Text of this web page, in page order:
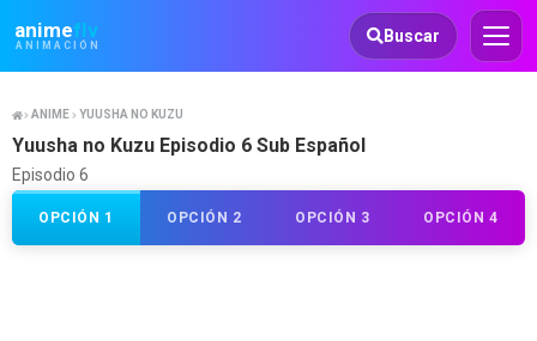
animeflv
ANIMACIÓN
Animeflv Buscar
ANIME YUUSHA NO KUZU
Yuusha no Kuzu Episodio 6 Sub Español
Episodio 6
OPCIÓN 1 OPCIÓN 2 OPCIÓN 3 OPCIÓN 4